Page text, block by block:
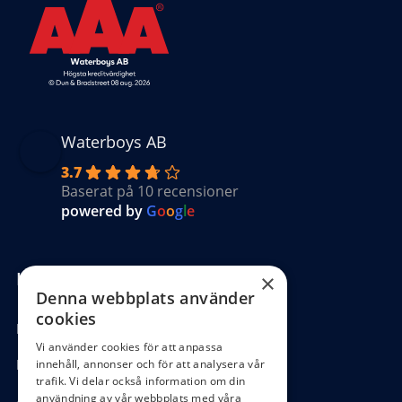
Waterboys AB
3.7
Baserat på 10 recensioner
powered by Google
Kundinformation
Köpvillkor
Hantering GDPR
×
Denna webbplats använder
cookies
Vi använder cookies för att anpassa
innehåll, annonser och för att analysera vår
trafik. Vi delar också information om din
användning av vår webbplats med våra